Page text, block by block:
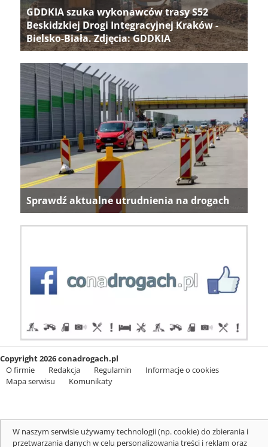
GDDKIA szuka wykonawców trasy S52
Beskidzkiej Drogi Integracyjnej Kraków -
Bielsko-Biała. Zdjęcia: GDDKIA
Sprawdź aktualne utrudnienia na drogach
Copyright 2026 conadrogach.pl
O firmie
Redakcja Regulamin
Informacje o cookies
Mapa serwisu
Komunikaty
W naszym serwisie używamy technologii (np. cookie) do zbierania i
przetwarzania danych w celu personalizowania treści i reklam oraz